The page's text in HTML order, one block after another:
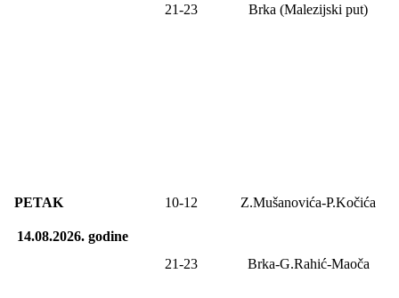
21-23 Brka (Malezijski put)
PETAK
14.08.2026.godine
10-12 Z.Mušanovića-P.Kočića
21-23 Brka-G.Rahić-Maoča